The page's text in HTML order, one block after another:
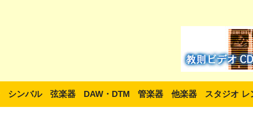
シンバル 弦楽器 DAW・DTM 管楽器 他楽器 スタジオ レ